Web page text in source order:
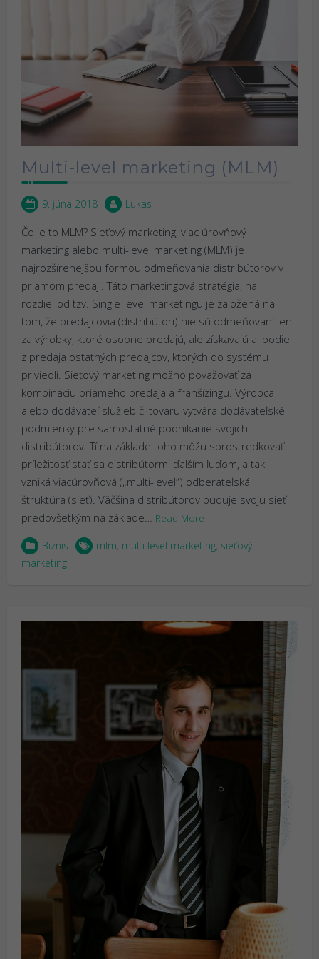
Multi-level marketing (MLM)
9. júna 2018 Lukas
Čo je to MLM? Sieťový marketing, viac úrovňový
marketing alebo multi-level marketing (MLM) je
najrozšírenejšou formou odmeňovania distribútorov v
priamom predaji. Táto marketingová stratégia, na
rozdiel od tzv. Single-level marketingu je založená na
tom, že predajcovia (distribútori) nie sú odmeňovaní len
za výrobky, ktoré osobne predajú, ale získavajú aj podiel
z predaja ostatných predajcov, ktorých do systému
priviedli. Sieťový marketing možno považovať za
kombináciu priameho predaja a franšízingu. Výrobca
alebo dodávateľ služieb či tovaru vytvára dodávateľské
podmienky pre samostatné podnikanie svojich
distribútorov. Tí na základe toho môžu sprostredkovať
príležitosť stať sa distribútormi ďalším ľuďom, a tak
vzniká viacúrovňová („multi-level“) odberateľská
štruktúra (sieť). Väčšina distribútorov buduje svoju sieť
predovšetkým na základe… Read More
Biznis mlm, multi level marketing, sieťový
marketing